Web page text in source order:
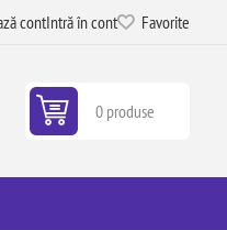
contIntră în cont Favorite
0 produse